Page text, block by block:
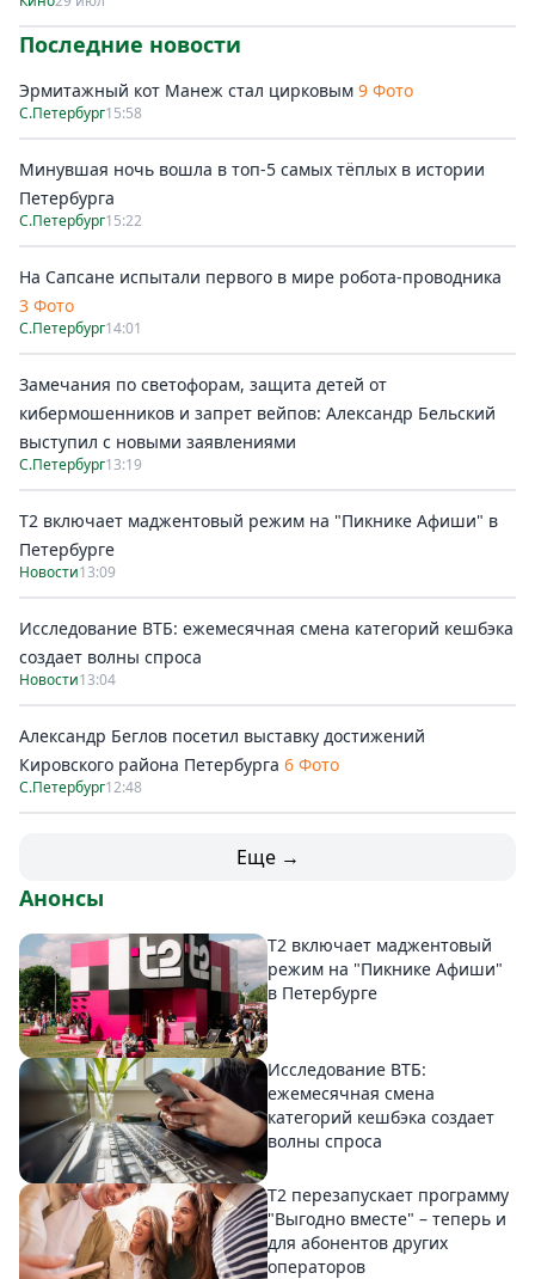
Последние новости
Эрмитажный кот Манеж стал цирковым 9 Фото
С.Петербург15:58
Минувшая ночь вошла в топ-5 самых тёплых в истории
Петербурга
С.Петербург15:22
На Сапсане испытали первого в мире робота-проводника
3 Фото
С.Петербург14:01
Замечания по светофорам, защита детей от
кибермошенников и запрет вейпов: Александр Бельский
выступил с новыми заявлениями
С.Петербург13:19
Т2 включает маджентовый режим на "Пикнике Афиши" в
Петербурге
Новости13:09
Исследование ВТБ: ежемесячная смена категорий кешбэка
создает волны спроса
Новости13:04
Александр Беглов посетил выставку достижений
Кировского района Петербурга 6 Фото
С.Петербург12:48
Еще →
Анонсы
Т2 включает маджентовый
режим на "Пикнике Афиши"
в Петербурге
Исследование ВТБ:
ежемесячная смена
категорий кешбэка создает
волны спроса
Т2 перезапускает программу
"Выгодно вместе" – теперь и
для абонентов других
операторов